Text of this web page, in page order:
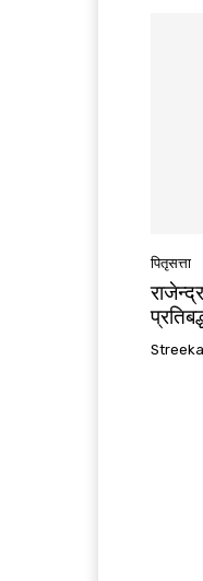
पितृसत्ता